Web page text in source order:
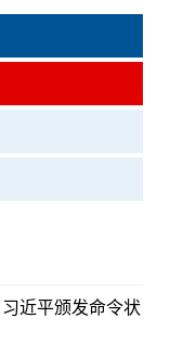
近平颁发命令状